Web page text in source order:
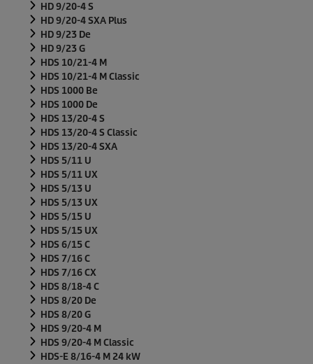
HD 9/20-4 S
HD 9/20-4 SXA Plus
HD 9/23 De
HD 9/23 G
HDS 10/21-4 M
HDS 10/21-4 M Classic
HDS 1000 Be
HDS 1000 De
HDS 13/20-4 S
HDS 13/20-4 S Classic
HDS 13/20-4 SXA
HDS 5/11 U
HDS 5/11 UX
HDS 5/13 U
HDS 5/13 UX
HDS 5/15 U
HDS 5/15 UX
HDS 6/15 C
HDS 7/16 C
HDS 7/16 CX
HDS 8/18-4 C
HDS 8/20 De
HDS 8/20 G
HDS 9/20-4 M
HDS 9/20-4 M Classic
HDS-E 8/16-4 M 24 kW